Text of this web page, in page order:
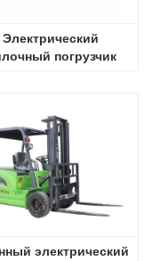
Электрический
погрузчик
электрический